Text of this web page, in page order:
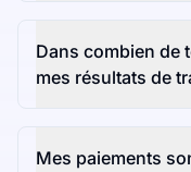
Dans combien de
mes résultats de
Mes paiements